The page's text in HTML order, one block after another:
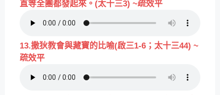
直等全團都發起來。(太十三3) ~疏效平
13.撒狄教會與藏寶的比喻(啟三1-6；太十三44) ~
疏效平